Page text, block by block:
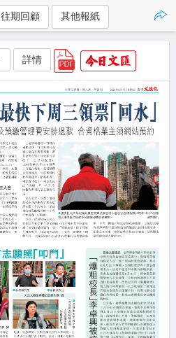
往期回顧 其他報紙
詳情